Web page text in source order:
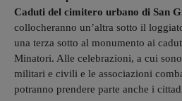
Caduti del cimitero urbano di San
collocheranno un’altra sotto il
una terza sotto al monumento ai
Minatori. Alle celebrazioni, a cui
militari e civili e le associazioni
potranno prendere parte anche i